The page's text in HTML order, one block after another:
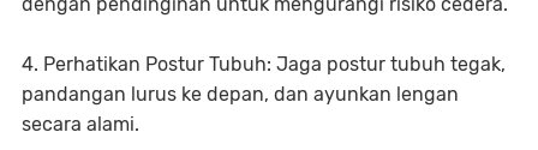
4. Perhatikan Postur Tubuh: Jaga postur tubuh tegak,
pandangan lurus ke depan, dan ayunkan lengan
secara alami.